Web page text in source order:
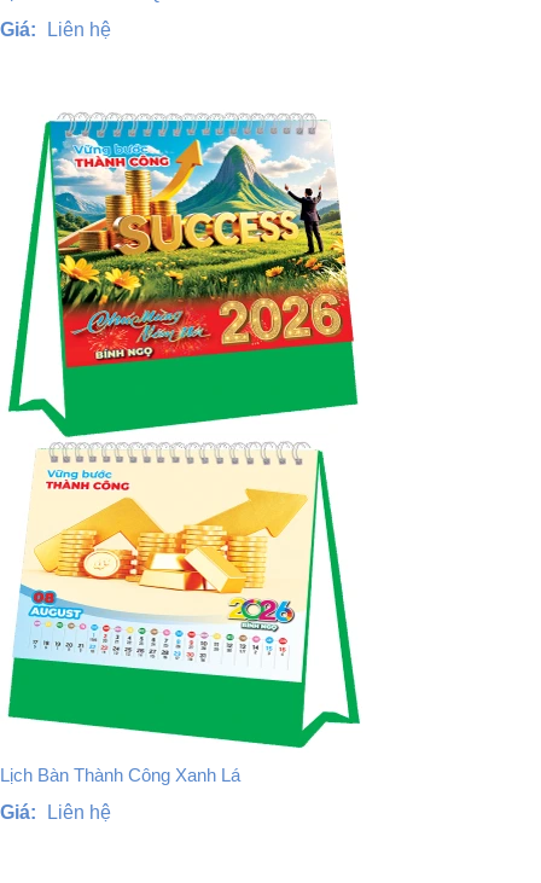
Giá:
Liên hệ
Lịch Bàn Thành Công Xanh Lá
Giá:
Liên hệ